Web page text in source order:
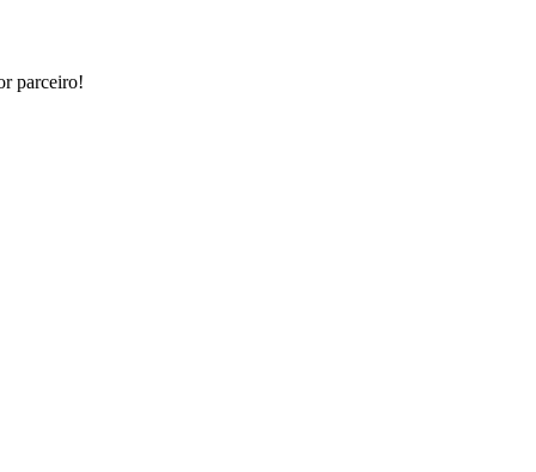
parceiro!